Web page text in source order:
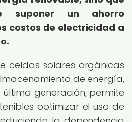
suponer un ahorro
costos de electricidad a
celdas solares orgánicas
de energía,
generación, permite
optimizar el uso de